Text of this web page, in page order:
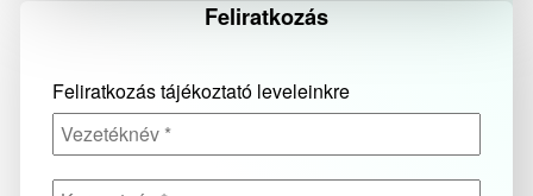
Feliratkozás
Feliratkozás tájékoztató leveleinkre